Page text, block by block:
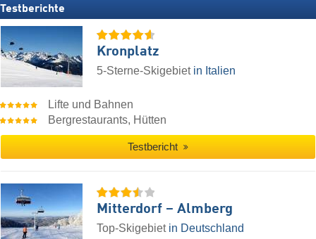
Testberichte
Kronplatz
5-Sterne-Skigebiet in Italien
Lifte und Bahnen
Bergrestaurants, Hütten
Testbericht
Mitterdorf – Almberg
Top-Skigebiet in Deutschland